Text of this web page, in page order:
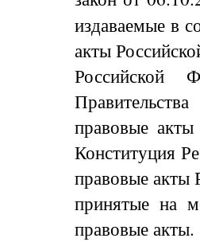
издаваемые в
акты
Российской
правовые акты
Конституция
правовые акты
принятые на
правовые акты.